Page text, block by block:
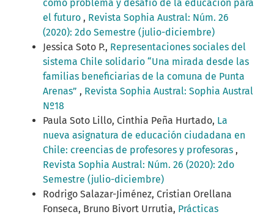
como problema y desafío de la educación para
el futuro , Revista Sophia Austral: Núm. 26
(2020): 2do Semestre (julio-diciembre)
Jessica Soto P., Representaciones sociales del
sistema Chile solidario “Una mirada desde las
familias beneficiarias de la comuna de Punta
Arenas” , Revista Sophia Austral: Sophia Austral
Nº18
Paula Soto Lillo, Cinthia Peña Hurtado, La
nueva asignatura de educación ciudadana en
Chile: creencias de profesores y profesoras ,
Revista Sophia Austral: Núm. 26 (2020): 2do
Semestre (julio-diciembre)
Rodrigo Salazar-Jiménez, Cristian Orellana
Fonseca, Bruno Bivort Urrutia, Prácticas